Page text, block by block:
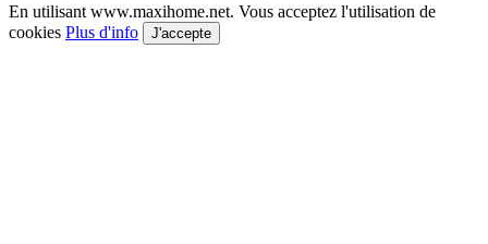
En utilisant www.maxihome.net. Vous acceptez l'utilisation de
cookies Plus d'info J'accepte